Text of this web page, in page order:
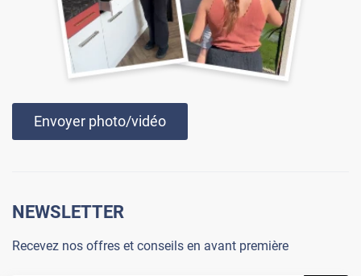
Envoyer photo/vidéo
NEWSLETTER
Recevez nos offres et conseils en avant première